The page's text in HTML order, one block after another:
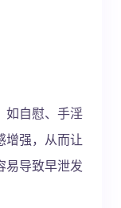
如自慰、手淫
增强，从而让
易导致早泄发